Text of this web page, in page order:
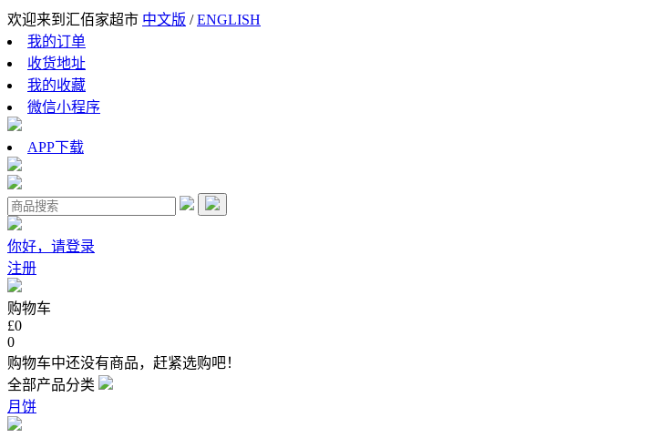
欢迎来到汇佰家超市 中文版 /ENGLISH
我的订单
收货地址
我的收藏
微信小程序
APP下载
你好，请登录
注册
购物车
£0
0
购物车中还没有商品，赶紧选购吧！
全部产品分类
月饼